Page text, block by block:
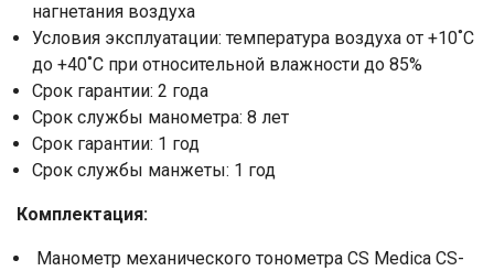
нагнетания воздуха
Условия эксплуатации: температура воздуха от +10˚C
до +40˚C при относительной влажности до 85%
Срок гарантии: 2 года
Срок службы манометра: 8 лет
Срок гарантии: 1 год
Срок службы манжеты: 1 год
Комплектация:
Манометр механического тонометра CS Medica CS-